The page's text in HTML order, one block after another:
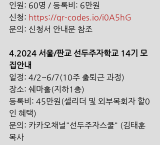
인원: 60명 / 등록비: 6만원
신청: https://qr-codes.io/i0A5hG
문의: 신청서 안내문 참조
4.2024 서울/판교 선두주자학교 14기 모
집안내
일정: 4/2~6/7(10주 출퇴근 과정)
장소: 쉐마홀(지하1층)
등록비: 45만원(셀리더 및 외부목회자 할0
인 혜택)
문의: 카카오채널"선두주자스쿨" (김태훈
목사